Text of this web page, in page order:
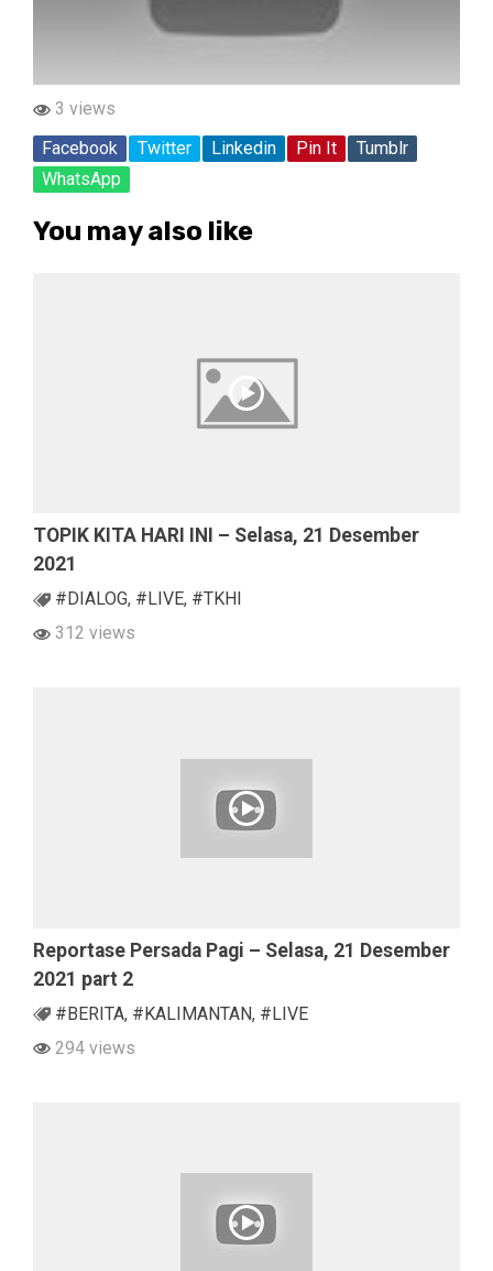
3 views
Facebook
Twitter Linkedin Pin It
Tumblr
WhatsApp
You may also like
TOPIK KITA HARI INI – Selasa, 21 Desember
2021
#DIALOG, #LIVE, #TKHI
312 views
Reportase Persada Pagi – Selasa, 21 Desember
2021 part 2
#BERITA, #KALIMANTAN, #LIVE
294 views